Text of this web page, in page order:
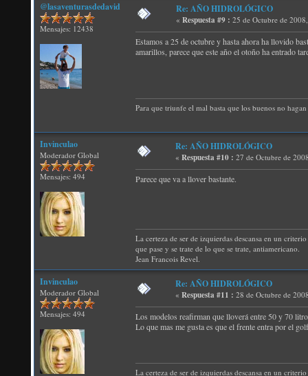
@lasaventurasdedavid
Mensajes: 12438
Re: AÑO HIDROLÓGICO
« Respuesta #9 : 25 de Octubre de
Estamos a 25 de octubre y hasta ahora ha llovido
amarillos, parece que este año el otoño ha entrado
Para que triunfe el mal basta que los buenos no
Invinculao
Moderador Global
Mensajes: 494
Re: AÑO HIDROLÓGICO
« Respuesta #10 : 27 de Octubre de
Parece que va a llover bastante.
La certeza de ser de izquierdas descansa en un
que pase y se trate de lo que se trate, antiamericano.
Jean Francois Revel.
Invinculao
Moderador Global
Mensajes: 494
Re: AÑO HIDROLÓGICO
« Respuesta #11 : 28 de Octubre de
Los modelos reafirman que lloverá entre 50 y 70
Lo que mas me gusta es que el frente entra por el
La certeza de ser de izquierdas descansa en un